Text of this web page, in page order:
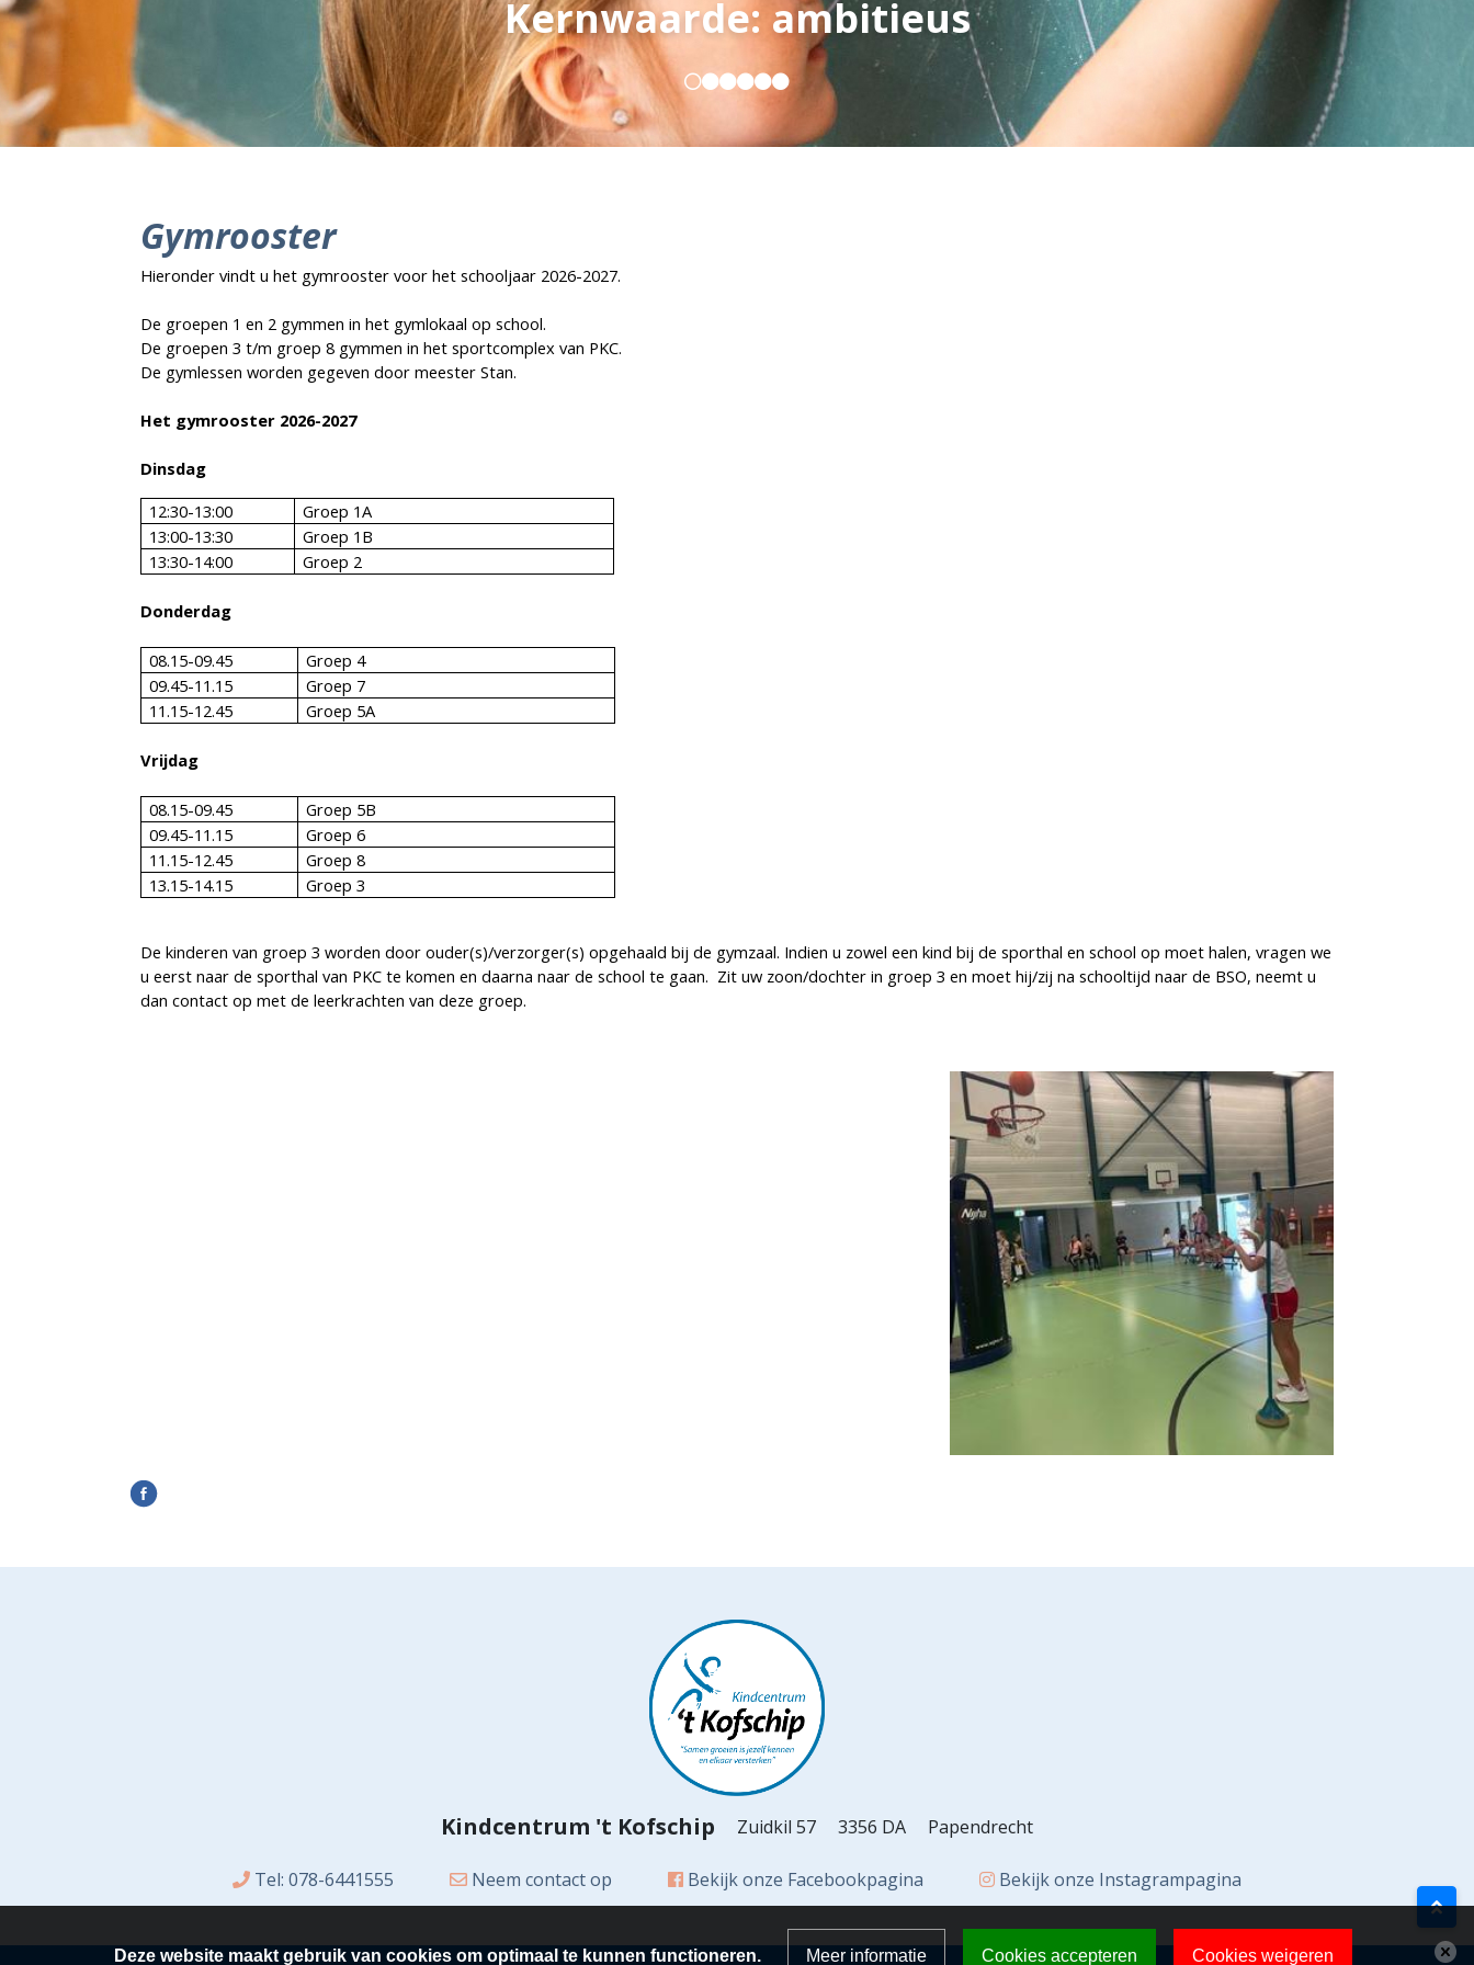
Kernwaarde: ambitieus
Kernwaarde: betrokken
Gymrooster
Hieronder vindt u het gymrooster voor het schooljaar 2026-2027.
De groepen 1 en 2 gymmen in het gymlokaal op school.
De groepen 3 t/m groep 8 gymmen in het sportcomplex van PKC.
De gymlessen worden gegeven door meester Stan.
Het gymrooster 2026-2027
Dinsdag
12:30-13:00
Groep 1A
13:00-13:30
Groep 1B
13:30-14:00
Groep 2
Donderdag
08.15-09.45
Groep 4
09.45-11.15
Groep 7
11.15-12.45
Groep 5A
Vrijdag
08.15-09.45
Groep 5B
09.45-11.15
Groep 6
11.15-12.45
Groep 8
13.15-14.15
Groep 3
De kinderen van groep 3 worden door ouder(s)/verzorger(s) opgehaald bij de gymzaal. Indien u zowel een kind bij de sporthal en school op moet halen, vragen we
u eerst naar de sporthal van PKC te komen en daarna naar de school te gaan. Zit uw zoon/dochter in groep 3 en moet hij/zij na schooltijd naar de BSO, neemt u
dan contact op met de leerkrachten van deze groep.
Kindcentrum 't Kofschip Zuidkil 57 3356 DA Papendrecht
Tel: 078-6441555 Neem contact op Bekijk onze Facebookpagina Bekijk onze Instagrampagina
Deze website maakt gebruik van cookies om optimaal te kunnen functioneren. Meer informatie Cookies accepteren Cookies weigeren